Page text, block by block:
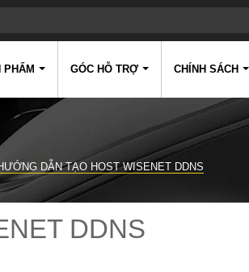
PHẨM GÓC HỖ TRỢ CHÍNH SÁCH
DẪN TẠO HOST WISENET DDNS
DDNS